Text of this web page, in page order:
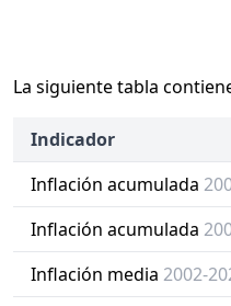
La siguiente tabla
Indicador
Inflación acumulada
Inflación acumulada
Inflación media 2002-